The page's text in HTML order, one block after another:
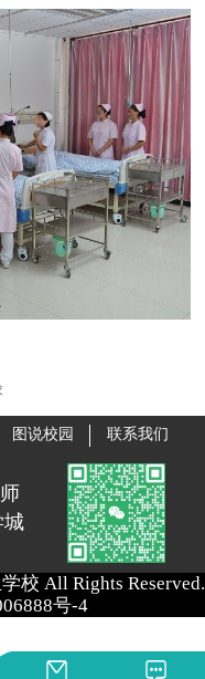
图说校园 联系我们
校 All Rights Reserved.
号-4